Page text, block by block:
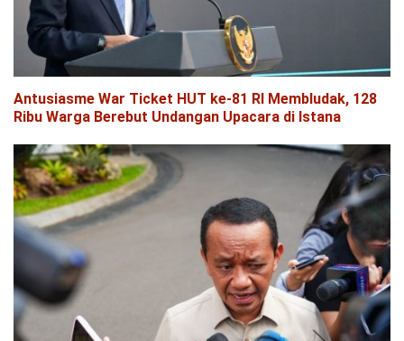
Antusiasme War Ticket HUT ke-81 RI Membludak, 128
Ribu Warga Berebut Undangan Upacara di Istana